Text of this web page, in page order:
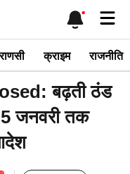
क्राइम राजनीति
बढ़ती ठंड
जनवरी तक